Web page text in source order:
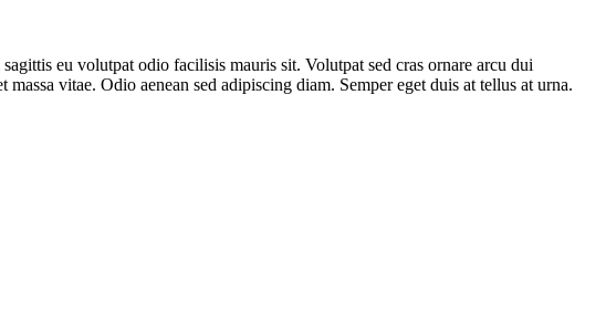
eu volutpat odio facilisis mauris sit. Volutpat sed cras ornare arcu dui
vitae. Odio aenean sed adipiscing diam. Semper eget duis at tellus at urna.